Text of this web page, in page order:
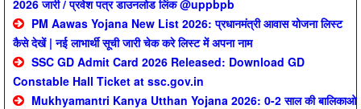
2026 जारी / प्रवेश पत्र डाउनलोड लिंक @uppbpb
PM Aawas Yojana New List 2026: प्रधानमंत्री आवास योजना लिस्ट
कैसे देखें | नई लाभार्थी सूची जारी चेक करे लिस्ट में अपना नाम
SSC GD Admit Card 2026 Released: Download GD
Constable Hall Ticket at ssc.gov.in
Mukhyamantri Kanya Utthan Yojana 2026: 0-2 साल की बालिकाओ